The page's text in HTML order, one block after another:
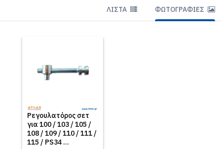
ΛΊΣΤΑ ΦΩΤΟΓΡΑΦΊΕΣ
Ρεγουλατόρος σετ
για 100 / 103 / 105 /
108 / 109 / 110 / 111 /
115 / PS34 ...